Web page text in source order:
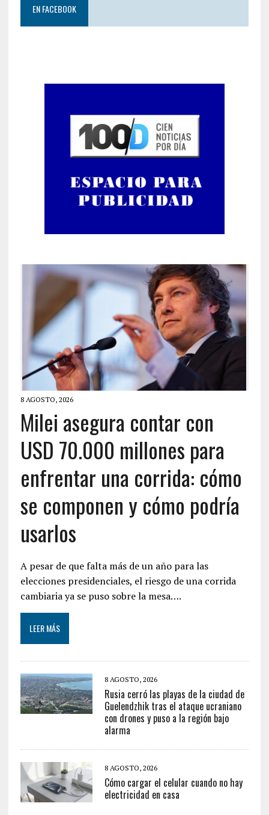
EN FACEBOOK
8 AGOSTO, 2026
Milei asegura contar con
USD 70.000 millones para
enfrentar una corrida: cómo
se componen y cómo podría
usarlos
A pesar de que falta más de un año para las
elecciones presidenciales, el riesgo de una corrida
cambiaria ya se puso sobre la mesa….
LEER MÁS
8 AGOSTO, 2026
Rusia cerró las playas de la ciudad de
Guelendzhik tras el ataque ucraniano
con drones y puso a la región bajo
alarma
8 AGOSTO, 2026
Cómo cargar el celular cuando no hay
electricidad en casa